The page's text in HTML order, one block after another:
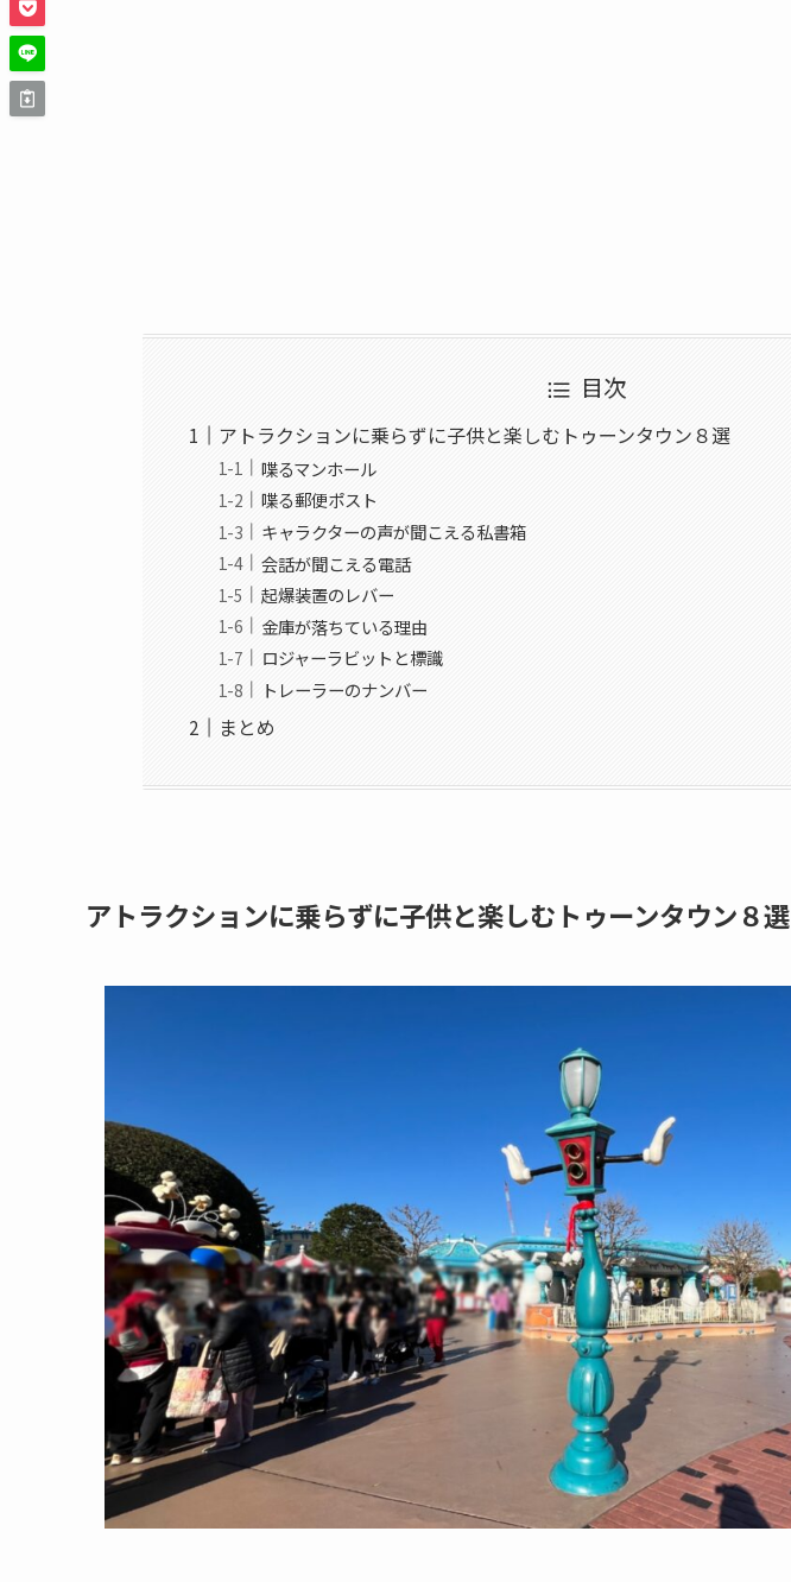
目次
アトラクションに乗らずに子供と楽しむトゥーンタウン８選
喋るマンホール
喋る郵便ポスト
キャラクターの声が聞こえる私書箱
会話が聞こえる電話
起爆装置のレバー
金庫が落ちている理由
ロジャーラビットと標識
トレーラーのナンバー
まとめ
アトラクションに乗らずに子供と楽しむトゥーンタウン８選